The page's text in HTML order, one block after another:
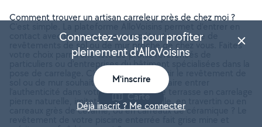
Comment trouver un artisan carreleur près de chez moi ?
contact avec une personne compétente en pose de
revêtements de sol ou de mur proche de chez vous. Faites
votre choix parmi une liste de profils référencés de
particuliers ou d’entreprises du bâtiment spécialisées dans la
pose de carrelage. C’est à vous de choisir le revêtement de
sol ou de mur souhaité. Vous souhaitez faire entrer
l’authenticité dans votre jardin avec une terrasse en carrelage
pierre naturelle, imitation pierre naturelle, en travertin ou en
carreaux grès de cérame, ou en carreaux de céramique ? Le
Carte
Connectez-vous pour profiter
pleinement d'AlloVoisins
M'inscrire
Déjà inscrit ? Me connecter